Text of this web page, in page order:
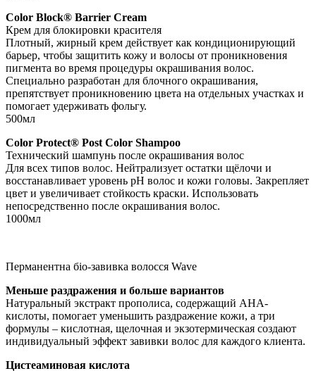
Color Block® Barrier Cream
Крем для блокировки красителя
Плотный, жирный крем действует как кондиционирующий
барьер, чтобы защитить кожу и волосы от проникновения
пигмента во время процедуры окрашивания волос.
Специально разработан для блочного окрашивания,
препятствует проникновению цвета на отдельных участках и
помогает удерживать фольгу.
500мл
Color Protect® Post Color Shampoo
Технический шампунь после окрашивания волос
Для всех типов волос. Нейтрализует остатки щёлочи и
восстанавливает уровень рН волос и кожи головы. Закрепляет
цвет и увеличивает стойкость краски. Использовать
непосредственно после окрашивания волос.
1000мл
Перманентна біо-завивка волосся Wave
Меньше раздражения и больше вариантов
Натуральный экстракт прополиса, содержащий АНА-
кислоты, помогает уменьшить раздражение кожи, а три
формулы – кислотная, щелочная и экзотермическая создают
индивидуальный эффект завивки волос для каждого клиента.
Цистеаминовая кислота